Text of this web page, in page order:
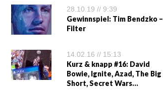
28.10.19 // 9:39
Gewinnspiel: Tim Bendzko –
Filter
14.02.16 // 15:13
Kurz & knapp #16: David
Bowie, Ignite, Azad, The Big
Short, Secret Wars…